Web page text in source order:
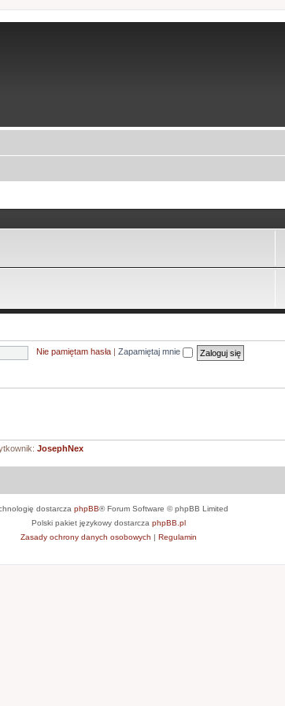
Nie pamiętam hasła Zapamiętaj mnie
JosephNex
dostarcza phpBB® Forum Software © phpBB Limited
Polski pakiet językowy dostarcza phpBB.pl
Zasady ochrony danych osobowych | Regulamin